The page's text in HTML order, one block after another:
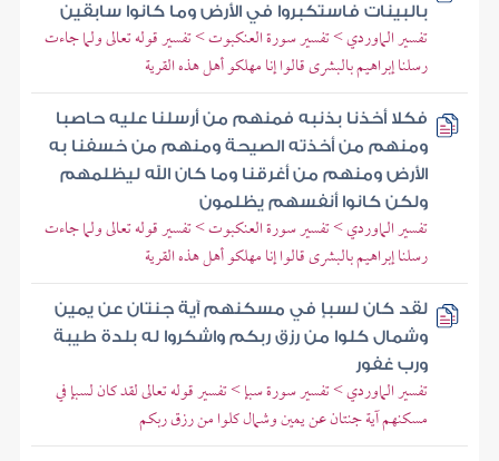
بالبينات فاستكبروا في الأرض وما كانوا سابقين
تفسير الماوردي > تفسير سورة العنكبوت > تفسير قوله تعالى ولما جاءت
رسلنا إبراهيم بالبشرى قالوا إنا مهلكو أهل هذه القرية
فكلا أخذنا بذنبه فمنهم من أرسلنا عليه حاصبا
ومنهم من أخذته الصيحة ومنهم من خسفنا به
الأرض ومنهم من أغرقنا وما كان الله ليظلمهم
ولكن كانوا أنفسهم يظلمون
تفسير الماوردي > تفسير سورة العنكبوت > تفسير قوله تعالى ولما جاءت
رسلنا إبراهيم بالبشرى قالوا إنا مهلكو أهل هذه القرية
لقد كان لسبإ في مسكنهم آية جنتان عن يمين
وشمال كلوا من رزق ربكم واشكروا له بلدة طيبة
ورب غفور
تفسير الماوردي > تفسير سورة سبإ > تفسير قوله تعالى لقد كان لسبإ في
مسكنهم آية جنتان عن يمين وشمال كلوا من رزق ربكم